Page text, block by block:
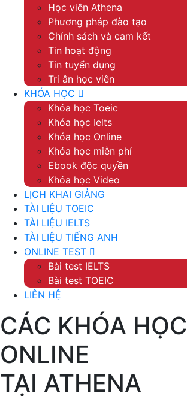
Học viên Athena
Phương pháp đào tạo
Chính sách và cam kết
Tin hoạt động
Tin tuyển dụng
Tri ân học viên
KHÓA HỌC
Khóa học Toeic
Khóa học Ielts
Khóa học Online
Khóa học miễn phí
Ebook độc quyền
Khóa học Video
LỊCH KHAI GIẢNG
TÀI LIỆU TOEIC
TÀI LIỆU IELTS
TÀI LIỆU TIẾNG ANH
ONLINE TEST
Bài test IELTS
Bài test TOEIC
LIÊN HỆ
CÁC KHÓA HỌC
ONLINE
TẠI ATHENA